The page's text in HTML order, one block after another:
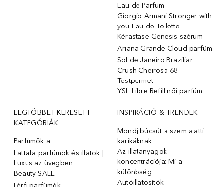
Eau de Parfum
Giorgio Armani Stronger with
you Eau de Toilette
Kérastase Genesis szérum
Ariana Grande Cloud parfüm
Sol de Janeiro Brazilian
Crush Cheirosa 68
Testpermet
YSL Libre Refill női parfüm
LEGTÖBBET KERESETT
KATEGÓRIÁK
Parfümök ️a
Lattafa parfümök és illatok |
Luxus az üvegben
Beauty SALE
Férfi parfümök
INSPIRÁCIÓ & TRENDEK
Mondj búcsút a szem alatti
karikáknak
Az illatanyagok
koncentrációja: Mi a
különbség
Autóillatosítók